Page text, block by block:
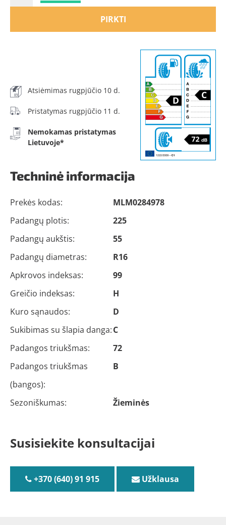
PIRKTI
Atsiėmimas rugpjūčio 10 d.
Pristatymas rugpjūčio 11 d.
Nemokamas pristatymas
Lietuvoje*
Techninė informacija
Prekės kodas:
MLM0284978
Padangų plotis:
225
Padangų aukštis:
55
Padangų diametras:
R16
Apkrovos indeksas:
99
Greičio indeksas:
H
Kuro sąnaudos:
D
Sukibimas su šlapia danga:C
Padangos triukšmas:
72
Padangos triukšmas
(bangos):
B
Sezoniškumas: Žieminės
Susisiekite konsultacijai
+370 (640) 91 915 Užklausa